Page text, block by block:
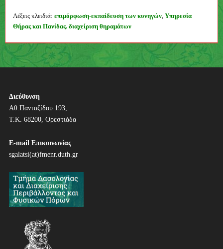
Συγγραφέας
Λέξεις κλειδιά: επιμόρφωση-εκπαίδευση των κυνηγών, Υπηρεσία
Θήρας και Πανίδας. διαχείριση θηραμάτων
Π
λ
ή
γ
σ
ά
ρ
Διεύθυνση
Αθ.Πανταζίδου 193,
Τ.Κ. 68200, Ορεστιάδα
E-mail Επικοινωνίας
sgalatsi(at)fmenr.duth.gr